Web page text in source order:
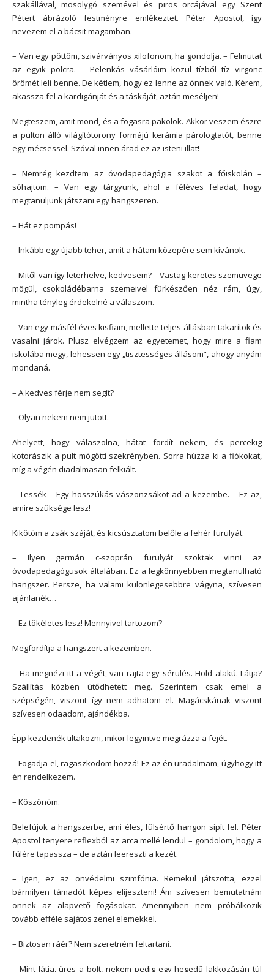
szakállával, mosolygó szemével és piros orcájával egy Szent
Pétert ábrázoló festményre emlékeztet. Péter Apostol, így
nevezem el a bácsit magamban.
– Van egy pöttöm, szivárványos xilofonom, ha gondolja. – Felmutat
az egyik polcra. – Pelenkás vásárlóim közül tízből tíz virgonc
örömét leli benne. De kétlem, hogy ez lenne az önnek való. Kérem,
akassza fel a kardigánját és a táskáját, aztán meséljen!
Megteszem, amit mond, és a fogasra pakolok. Akkor veszem észre
a pulton álló világítótorony formájú kerámia párologtatót, benne
egy mécsessel. Szóval innen árad ez az isteni illat!
– Nemrég kezdtem az óvodapedagógia szakot a főiskolán –
sóhajtom. – Van egy tárgyunk, ahol a féléves feladat, hogy
megtanuljunk játszani egy hangszeren.
– Hát ez pompás!
– Inkább egy újabb teher, amit a hátam közepére sem kívánok.
– Mitől van így leterhelve, kedvesem? – Vastag keretes szemüvege
mögül, csokoládébarna szemeivel fürkészően néz rám, úgy,
mintha tényleg érdekelné a válaszom.
– Van egy másfél éves kisfiam, mellette teljes állásban takarítok és
vasalni járok. Plusz elvégzem az egyetemet, hogy mire a fiam
iskolába megy, lehessen egy „tisztességes állásom”, ahogy anyám
mondaná.
– A kedves férje nem segít?
– Olyan nekem nem jutott.
Ahelyett, hogy válaszolna, hátat fordít nekem, és percekig
kotorászik a pult mögötti szekrényben. Sorra húzza ki a fiókokat,
míg a végén diadalmasan felkiált.
– Tessék – Egy hosszúkás vászonzsákot ad a kezembe. – Ez az,
amire szüksége lesz!
Kikötöm a zsák száját, és kicsúsztatom belőle a fehér furulyát.
– Ilyen germán c-szoprán furulyát szoktak vinni az
óvodapedagógusok általában. Ez a legkönnyebben megtanulható
hangszer. Persze, ha valami különlegesebbre vágyna, szívesen
ajánlanék…
– Ez tökéletes lesz! Mennyivel tartozom?
Megfordítja a hangszert a kezemben.
– Ha megnézi itt a végét, van rajta egy sérülés. Hold alakú. Látja?
Szállítás közben ütődhetett meg. Szerintem csak emel a
szépségén, viszont így nem adhatom el. Magácskának viszont
szívesen odaadom, ajándékba.
Épp kezdenék tiltakozni, mikor legyintve megrázza a fejét.
– Fogadja el, ragaszkodom hozzá! Ez az én uradalmam, úgyhogy itt
én rendelkezem.
– Köszönöm.
Belefújok a hangszerbe, ami éles, fülsértő hangon sipít fel. Péter
Apostol tenyere reflexből az arca mellé lendül – gondolom, hogy a
fülére tapassza – de aztán leereszti a kezét.
– Igen, ez az önvédelmi szimfónia. Remekül játszotta, ezzel
bármilyen támadót képes elijeszteni! Ám szívesen bemutatnám
önnek az alapvető fogásokat. Amennyiben nem próbálkozik
tovább efféle sajátos zenei elemekkel.
– Biztosan ráér? Nem szeretném feltartani.
– Mint látja, üres a bolt, nekem pedig egy hegedű lakkozásán túl